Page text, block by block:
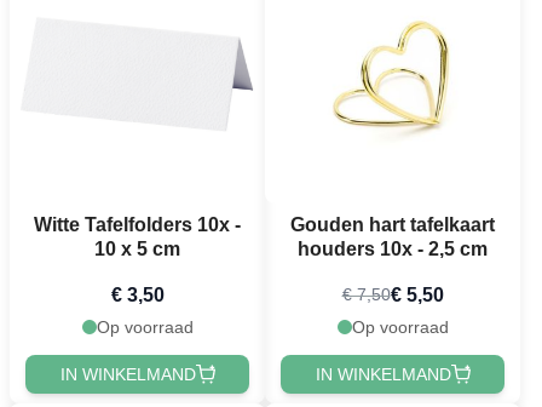
Witte Tafelfolders 10x -
10 x 5 cm
€ 3,50
Op voorraad
IN WINKELMAND
Gouden hart tafelkaart
houders 10x - 2,5 cm
€ 7,50€ 5,50
Op voorraad
IN WINKELMAND